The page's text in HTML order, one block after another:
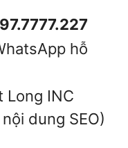
hỗ
Long INC
dung SEO)